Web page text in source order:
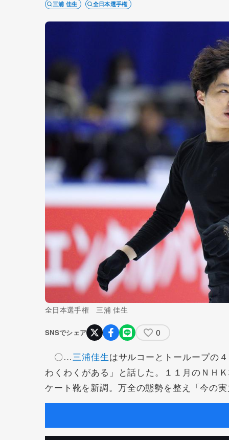
三浦 佳生 全日本選手権
全日本選手権 三浦 佳生
SNSでシェア 0
〇…三浦佳生はサルコーとトーループの
わくわくがある」と話した。１１月のＮＨ
ケート靴を新調。万全の態勢を整え「今の